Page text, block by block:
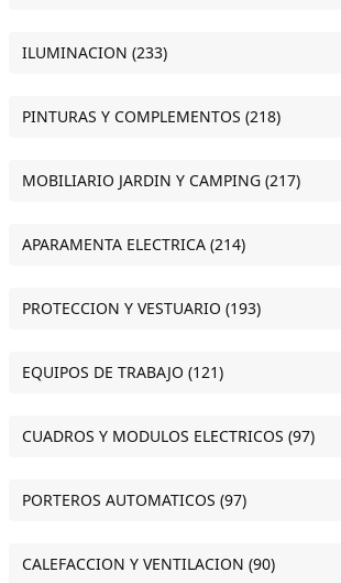
ILUMINACION (233)
PINTURAS Y COMPLEMENTOS (218)
MOBILIARIO JARDIN Y CAMPING (217)
APARAMENTA ELECTRICA (214)
PROTECCION Y VESTUARIO (193)
EQUIPOS DE TRABAJO (121)
CUADROS Y MODULOS ELECTRICOS (97)
PORTEROS AUTOMATICOS (97)
CALEFACCION Y VENTILACION (90)